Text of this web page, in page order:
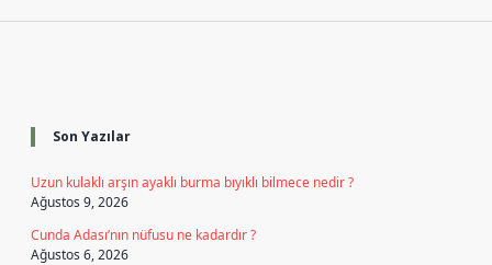
Son Yazılar
Uzun kulaklı arşın ayaklı burma bıyıklı bilmece nedir ?
Ağustos 9, 2026
Cunda Adası’nın nüfusu ne kadardır ?
Ağustos 6, 2026